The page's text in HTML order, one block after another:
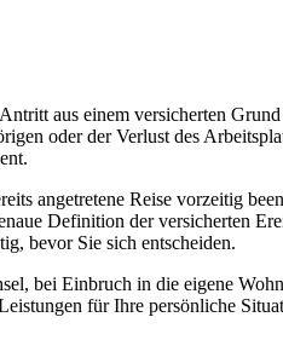
aus einem versicherten
oder der Verlust des
angetretene Reise vorzeitig
Definition der versicherten
bevor Sie sich entscheiden.
bei Einbruch in die eigene
für Ihre persönliche